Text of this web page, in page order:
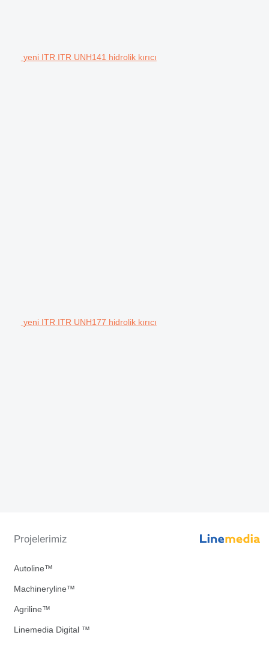
yeni ITR ITR UNH141 hidrolik kırıcı
yeni ITR ITR UNH177 hidrolik kırıcı
Projelerimiz
Autoline™
Machineryline™
Agriline™
Linemedia Digital ™